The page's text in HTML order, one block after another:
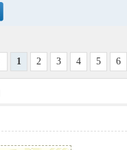
1 2 3 4 5 6